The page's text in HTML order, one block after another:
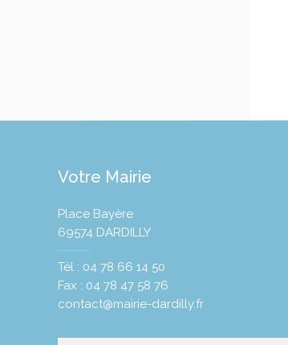
Votre Mairie
Place Bayère
69574 DARDILLY
Tél : 04 78 66 14 50
Fax : 04 78 47 58 76
contact@mairie-dardilly.fr